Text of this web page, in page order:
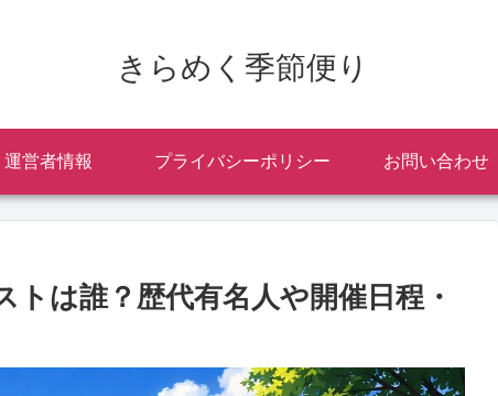
きらめく季節便り
運営者情報 プライバシーポリシー お問い合わせ
トは誰？歴代有名人や開催日程・